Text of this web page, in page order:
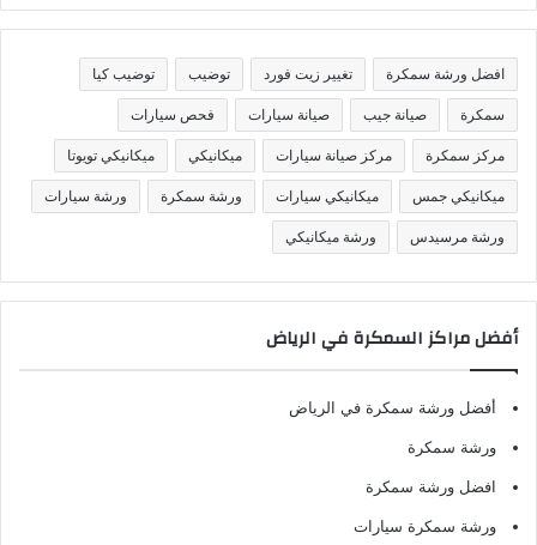
ن
ف
ا
افضل ورشة سمكرة تغيير زيت فورد توضيب توضيب كيا
سمكرة صيانة جيب صيانة سيارات فحص سيارات
مركز سمكرة مركز صيانة سيارات ميكانيكي ميكانيكي تويوتا
ميكانيكي جمس ميكانيكي سيارات ورشة سمكرة ورشة سيارات
ورشة مرسيدس ورشة ميكانيكي
أفضل مراكز السمكرة في الرياض
أفضل ورشة سمكرة في الرياض
ورشة سمكرة
افضل ورشة سمكرة
ورشة سمكرة سيارات